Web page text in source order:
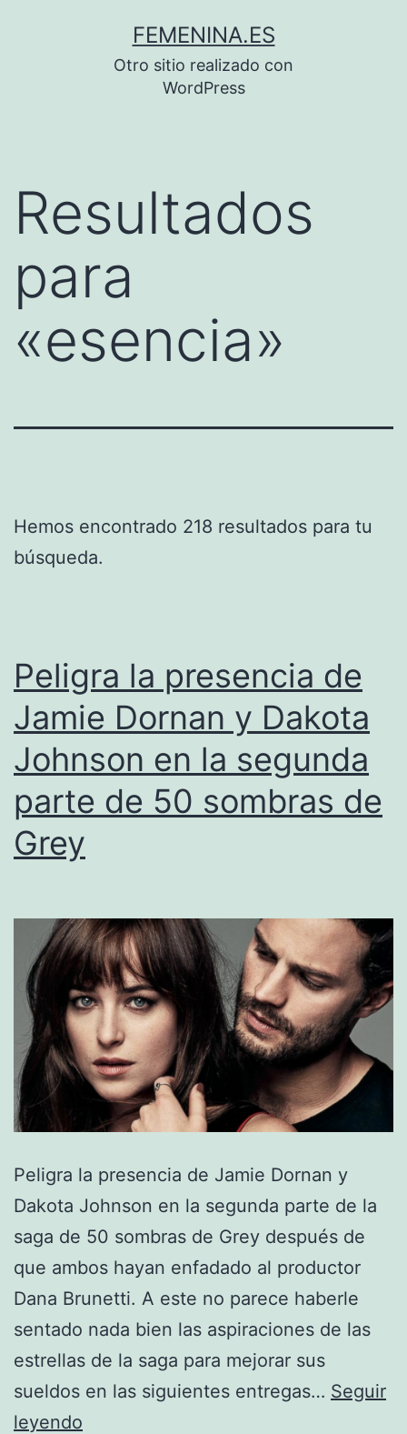
FEMENINA.ES
Otro sitio realizado con
WordPress
Resultados
para
«esencia»
Hemos encontrado 218 resultados para tu
búsqueda.
Peligra la presencia de
Jamie Dornan y Dakota
Johnson en la segunda
parte de 50 sombras de
Grey
Peligra la presencia de Jamie Dornan y
Dakota Johnson en la segunda parte de la
saga de 50 sombras de Grey después de
que ambos hayan enfadado al productor
Dana Brunetti. A este no parece haberle
sentado nada bien las aspiraciones de las
estrellas de la saga para mejorar sus
sueldos en las siguientes entregas… Seguir
leyendo